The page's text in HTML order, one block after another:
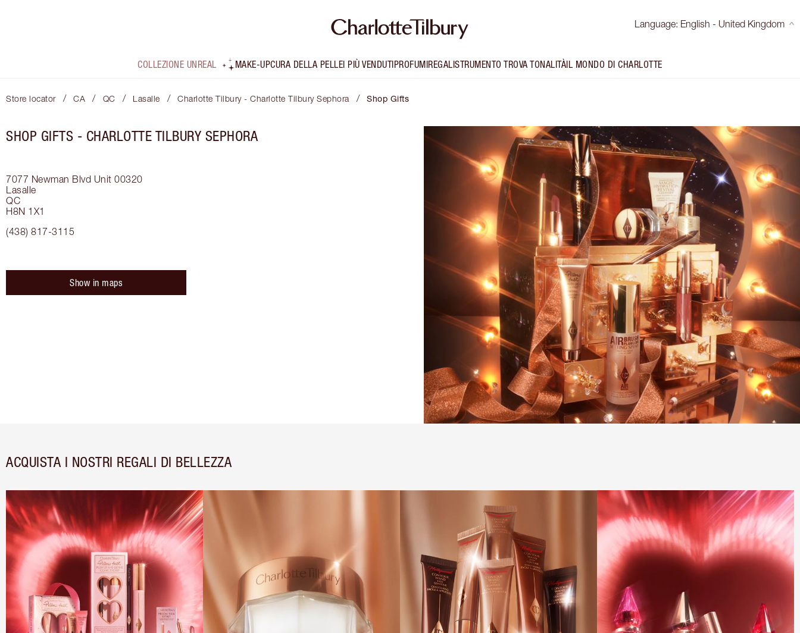
Language: English - United Kingdom
COLLEZIONE UNREAL MAKE-UPCURA DELLA PELLEI PIÙ VENDUTIPROFUMIREGALISTRUMENTO TROVA TONALITÀIL MONDO DI CHARLOTTE
Store locator / CA / QC / Lasalle / Charlotte Tilbury - Charlotte Tilbury Sephora / Shop Gifts
SHOP GIFTS - CHARLOTTE TILBURY SEPHORA
7077 Newman Blvd Unit 00320
Lasalle
QC
H8N 1X1
(438) 817-3115
Show in maps
ACQUISTA I NOSTRI REGALI DI BELLEZZA